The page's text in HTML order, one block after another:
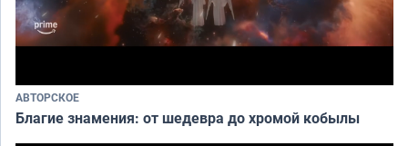
АВТОРСКОЕ
Благие знамения: от шедевра до хромой кобылы